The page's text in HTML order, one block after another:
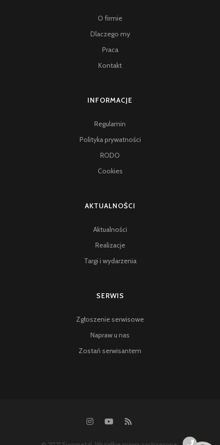
O firmie
Dlaczego my
Praca
Kontakt
INFORMACJE
Regulamin
Polityka prywatności
RODO
Cookies
AKTUALNOŚCI
Aktualności
Realizacje
Targi i wydarzenia
SERWIS
Zgłoszenie serwisowe
Napraw u nas
Zostań serwisantem